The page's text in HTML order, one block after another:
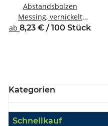
Abstandsbolzen
Messing, vernickelt
Innen/Innengewinde M3
ab 8,23 € / 100 Stück
Kategorien
Schnellkauf